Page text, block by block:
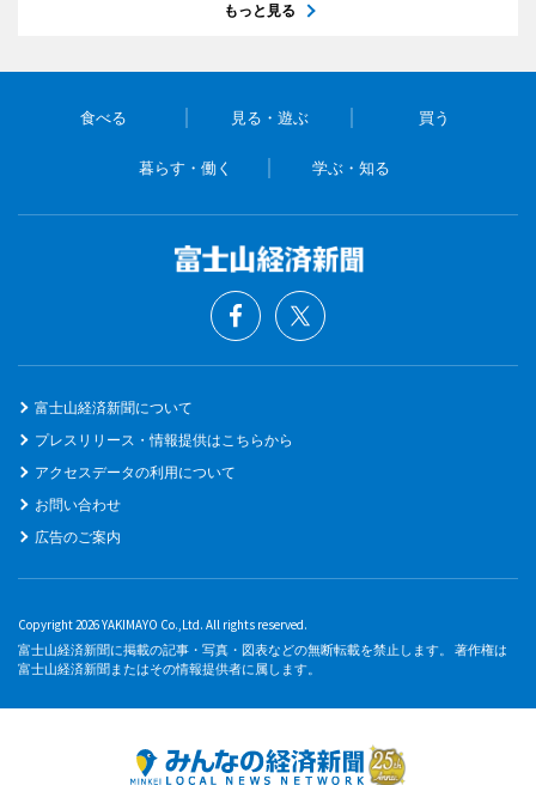
もっと見る
食べる 見る・遊ぶ 買う
暮らす・働く 学ぶ・知る
富士山経済新聞について
プレスリリース・情報提供はこちらから
アクセスデータの利用について
お問い合わせ
広告のご案内
Copyright 2026 YAKIMAYO Co.,Ltd. All rights reserved.
富士山経済新聞に掲載の記事・写真・図表などの無断転載を禁止します。 著作権は
富士山経済新聞またはその情報提供者に属します。